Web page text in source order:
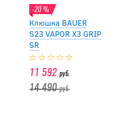
-20 %
Клюшка BAUER
S23 VAPOR X3 GRIP
SR
11 592руб.
14 490руб.